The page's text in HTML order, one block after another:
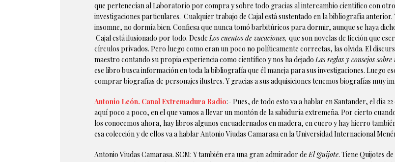
que pertenecían al Laboratorio por compra y sobre todo gracias al intercambio científico con
investigaciones particulares. Cualquier trabajo de Cajal está sustentado en la bibliografía
insomne, no dormía bien. Confiesa que nunca tomó barbitúricos para dormir, aunque se haya
Cajal está ilusionado por todo. DesdeLos cuentos de vacaciones, que son novelas de ficción que
círculos privados. Pero luego como eran un poco no políticamente correctas, las olvida. El
maestro contando su propia experiencia como científico y nos ha dejadoLas reglas y consejos
ese libro busca información en toda la bibliografía que él maneja para sus investigaciones. Luego
comprar biografías de personajes ilustres. Y gracias a sus adquisiciones tenemos biografías muy
Antonio León. Canal Extremadura Radio:- Pues, de todo esto va a hablar en Santander, el día
aquí poco a poco, en el que vamos a llevar un montón de la sabiduría extremeña. Por cierto
los conocemos ahora, hay libros algunos encuadernados en madera, en cuero y hay hierro
esa colección y de ellos va a hablar Antonio Viudas Camarasa en la Universidad Internacional
Antonio Viudas Camarasa. SCM: Y también era una gran admirador deEl Quijote. Tiene Quijotes